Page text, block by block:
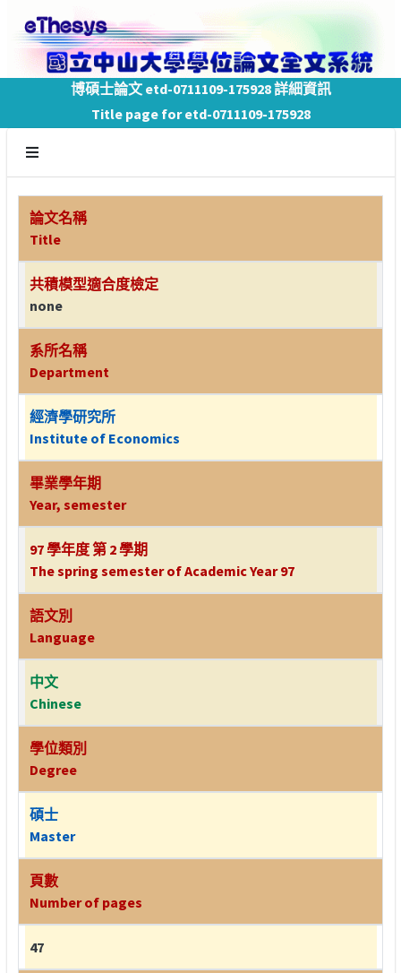
博碩士論文 etd-0711109-175928 詳細資訊
Title page for etd-0711109-175928
論文名稱
Title
共積模型適合度檢定
none
系所名稱
Department
經濟學研究所
Institute of Economics
畢業學年期
Year, semester
97 學年度 第 2 學期
The spring semester of Academic Year 97
語文別
Language
中文
Chinese
學位類別
Degree
碩士
Master
頁數
Number of pages
47